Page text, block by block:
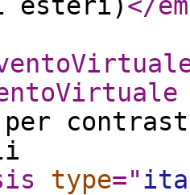
per
type="